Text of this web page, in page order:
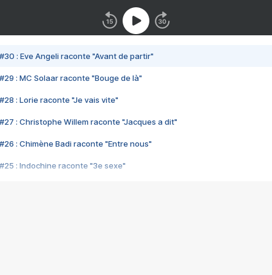
#30 : Eve Angeli raconte "Avant de partir"
#29 : MC Solaar raconte "Bouge de là"
#28 : Lorie raconte "Je vais vite"
#27 : Christophe Willem raconte "Jacques a dit"
#26 : Chimène Badi raconte "Entre nous"
#25 : Indochine raconte "3e sexe"